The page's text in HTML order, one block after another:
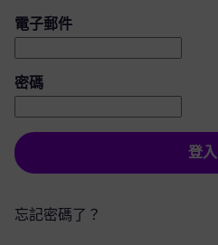
登入：使用者和密碼
電子郵件
密碼
登入
忘記密碼了？